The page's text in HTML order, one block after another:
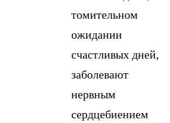
томительном
ожидании
счастливых дней,
заболевают
нервным
сердцебиением